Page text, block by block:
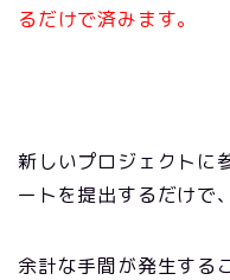
るだけで済みます。
新しいプロジェクトに
ートを提出するだけで、
余計な手間が発生する